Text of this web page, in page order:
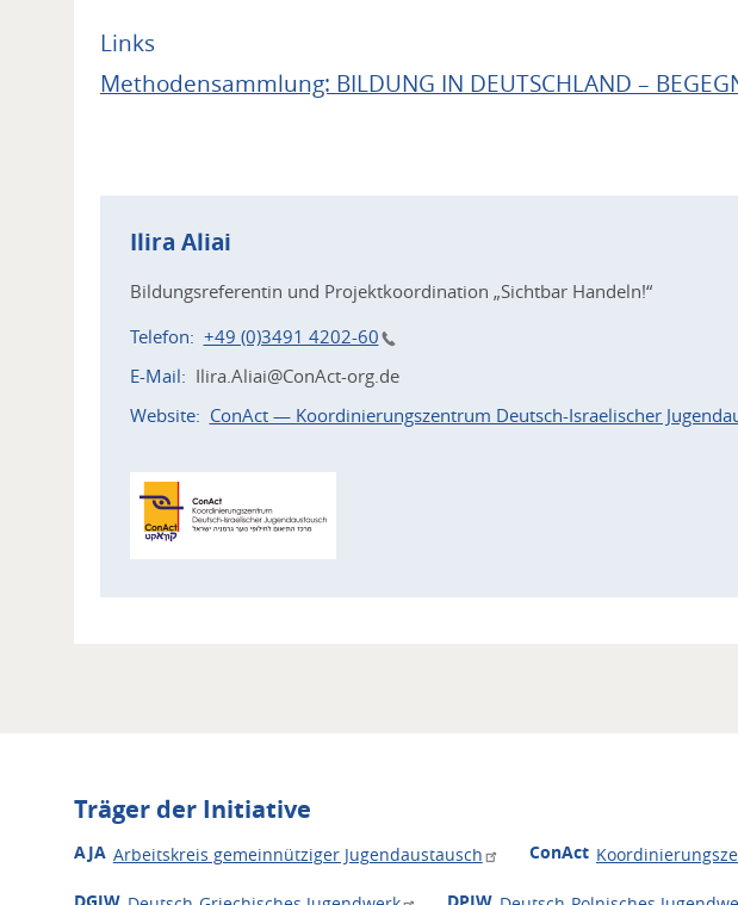
Links
Methodensammlung: BILDUNG IN DEUTSCHLAND –
Ilira Aliai
Bildungsreferentin und Projektkoordination „Sichtbar Handeln!“
Telefon
+49 (0)3491 4202-60
E-Mail
Ilira.Aliai@ConAct-org.de
Website
ConAct — Koordinierungszentrum Deutsch-Israelischer
Akteur
Träger der Initiative
AJA Arbeitskreis gemeinnütziger Jugendaustausch ConAct